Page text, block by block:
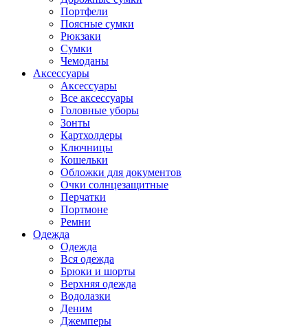
Портфели
Поясные сумки
Рюкзаки
Сумки
Чемоданы
Аксессуары
Аксессуары
Все аксессуары
Головные уборы
Зонты
Картхолдеры
Ключницы
Кошельки
Обложки для документов
Очки солнцезащитные
Перчатки
Портмоне
Ремни
Одежда
Одежда
Вся одежда
Брюки и шорты
Верхняя одежда
Водолазки
Деним
Джемперы